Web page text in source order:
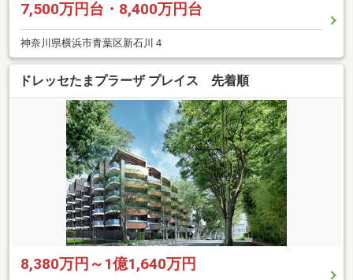
7,500万円台・8,400万円台
神奈川県横浜市青葉区新石川４
ドレッセたまプラーザ プレイス 先着順
8,380万円～1億1,640万円